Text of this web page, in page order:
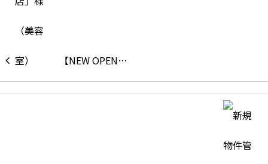
【NEW OPEN…